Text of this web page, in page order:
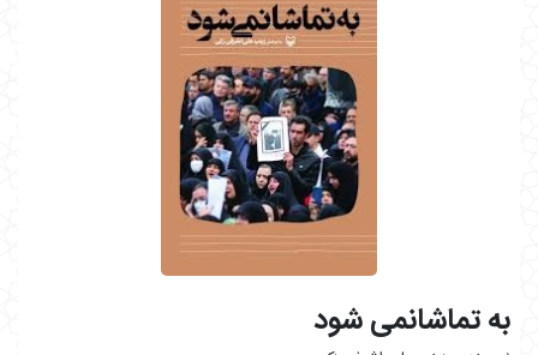
به تماشانمی شود